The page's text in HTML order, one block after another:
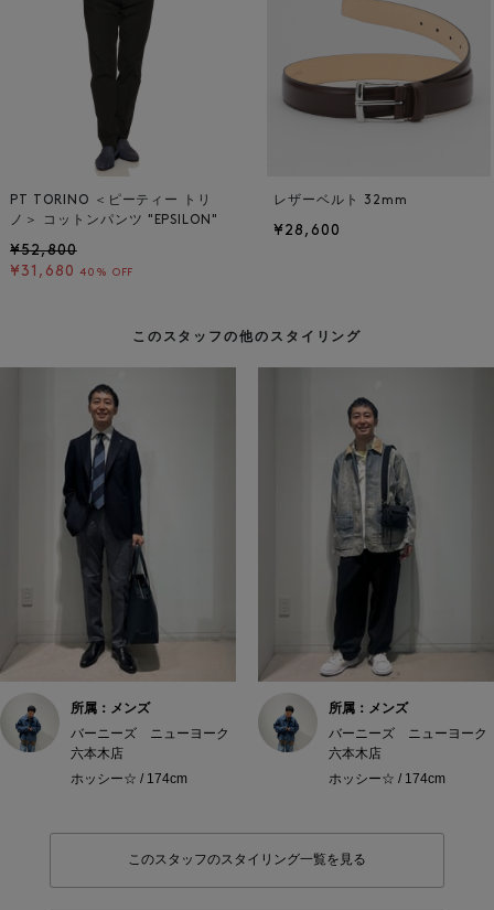
PT TORINO ＜ピーティー トリ
ノ＞ コットンパンツ "EPSILON"
¥52,800
¥31,680 40% OFF
レザーベルト 32mm
¥28,600
このスタッフの他のスタイリング
所属：メンズ
バーニーズ ニューヨーク
六本木店
ホッシー☆ / 174cm
所属：メンズ
バーニーズ ニューヨーク
六本木店
ホッシー☆ / 174cm
このスタッフのスタイリング一覧を見る